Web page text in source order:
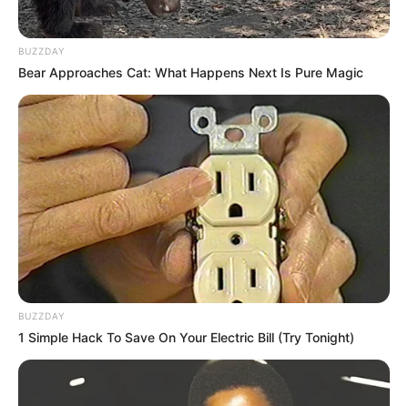
(foto: primadaily)
Menu ifumie terbilang unik, karena mienya bukan direbus tapi
digoreng. Mie yangcrispydicampur telur, bakso, ayam, sayur
tumis, dan sedikit kuah ternyata menjadi rasa yang tak kalah
nikmat dari mie goreng.
Buat yang kurang suka sayur, sepertinya bisa coba makan ifumie
ala solaria. Nutrisinya juga cukup lengkap.
6. Sapo tahu
BUZZDAY
Bear Approaches Cat: What Happens Next Is Pure Magic
BUZZDAY
1 Simple Hack To Save On Your Electric Bill (Try Tonight)